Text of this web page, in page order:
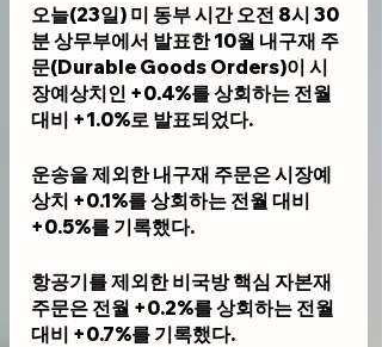
오늘(23일) 미 동부 시간 오전 8시 30
분 상무부에서 발표한 10월 내구재 주
문(Durable Goods Orders)이 시
장예상치인 +0.4%를 상회하는 전월
대비 +1.0%로 발표되었다.
운송을 제외한 내구재 주문은 시장예
상치 +0.1%를 상회하는 전월 대비
+0.5%를 기록했다.
항공기를 제외한 비국방 핵심 자본재
주문은 전월 +0.2%를 상회하는 전월
대비 +0.7%를 기록했다.